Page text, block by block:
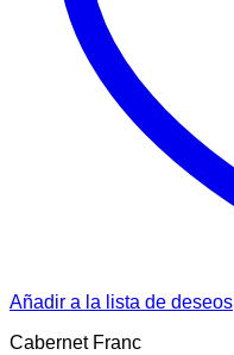
Añadir a la lista de deseos
Cabernet Franc